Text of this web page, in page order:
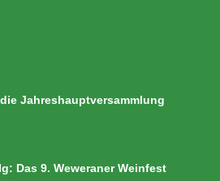
Jahreshauptversammlung
Das 9. Weweraner Weinfest